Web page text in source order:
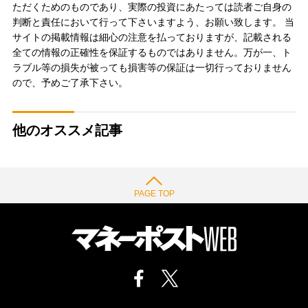
ただくためのものであり、実際の投資にあたっては読者ご自身の
判断と責任において行って下さいますよう、お願い致します。 当
サイトの掲載情報は細心の注意を払っておりますが、記載される
全ての情報の正確性を保証するものではありません。万が一、ト
ラブル等の損失が被っても損害等の保証は一切行っておりません
ので、予めご了承下さい。
他のオススメ記事
PAGE TOP